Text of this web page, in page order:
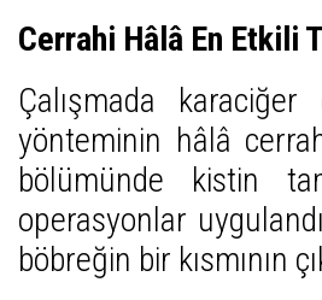
Cerrahi Hâlâ En Etkili
Çalışmada
yönteminin hâlâ
bölümünde kistin
operasyonlar
böbreğin bir kısmının